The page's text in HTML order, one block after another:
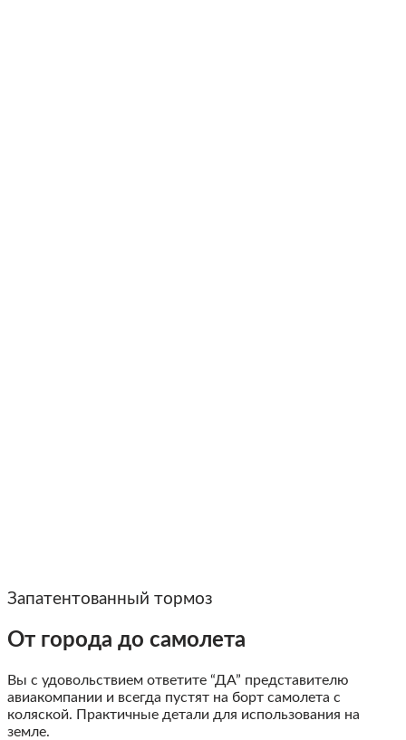
Запатентованный тормоз
От города до самолета
Вы с удовольствием ответите “ДА” представителю
авиакомпании и всегда пустят на борт самолета с
коляской. Практичные детали для использования на
земле.